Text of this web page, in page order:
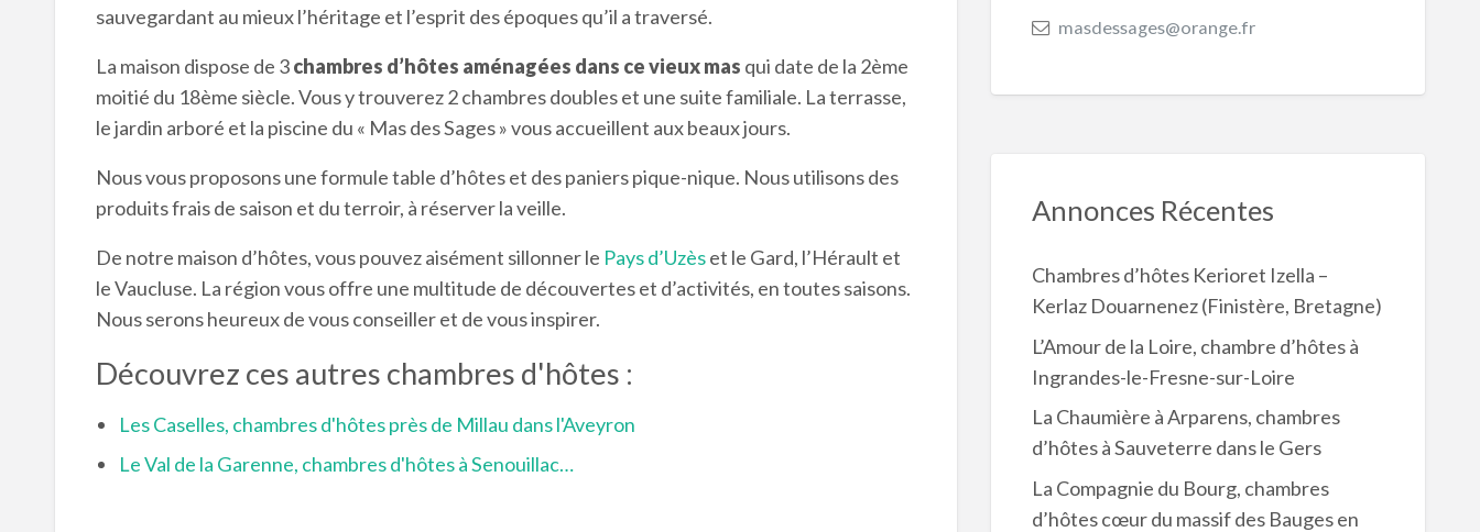
sauvegardant au mieux l’héritage et l’esprit des époques qu’il a traversé.
La maison dispose de 3chambres d’hôtes aménagées dans ce vieux mas qui date de la 2ème
moitié du 18ème siècle. Vous y trouverez 2 chambres doubles et une suite familiale. La terrasse,
le jardin arboré et la piscine du « Mas des Sages » vous accueillent aux beaux jours.
Nous vous proposons une formule table d’hôtes et des paniers pique-nique. Nous utilisons des
produits frais de saison et du terroir, à réserver la veille.
De notre maison d’hôtes, vous pouvez aisément sillonner le Pays d’Uzèset le Gard, l’Hérault et
le Vaucluse. La région vous offre une multitude de découvertes et d’activités, en toutes saisons.
Nous serons heureux de vous conseiller et de vous inspirer.
Découvrez ces autres chambres d'hôtes :
Les Caselles, chambres d'hôtes près de Millau dans l'Aveyron
Le Val de la Garenne, chambres d'hôtes à Senouillac…
masdessages@orange.fr
Annonces Récentes
Chambres d’hôtes Kerioret Izella –
Kerlaz Douarnenez (Finistère, Bretagne)
L’Amour de la Loire, chambre d’hôtes à
Ingrandes-le-Fresne-sur-Loire
La Chaumière à Arparens, chambres
d’hôtes à Sauveterre dans le Gers
La Compagnie du Bourg, chambres
d’hôtes cœur du massif des Bauges en